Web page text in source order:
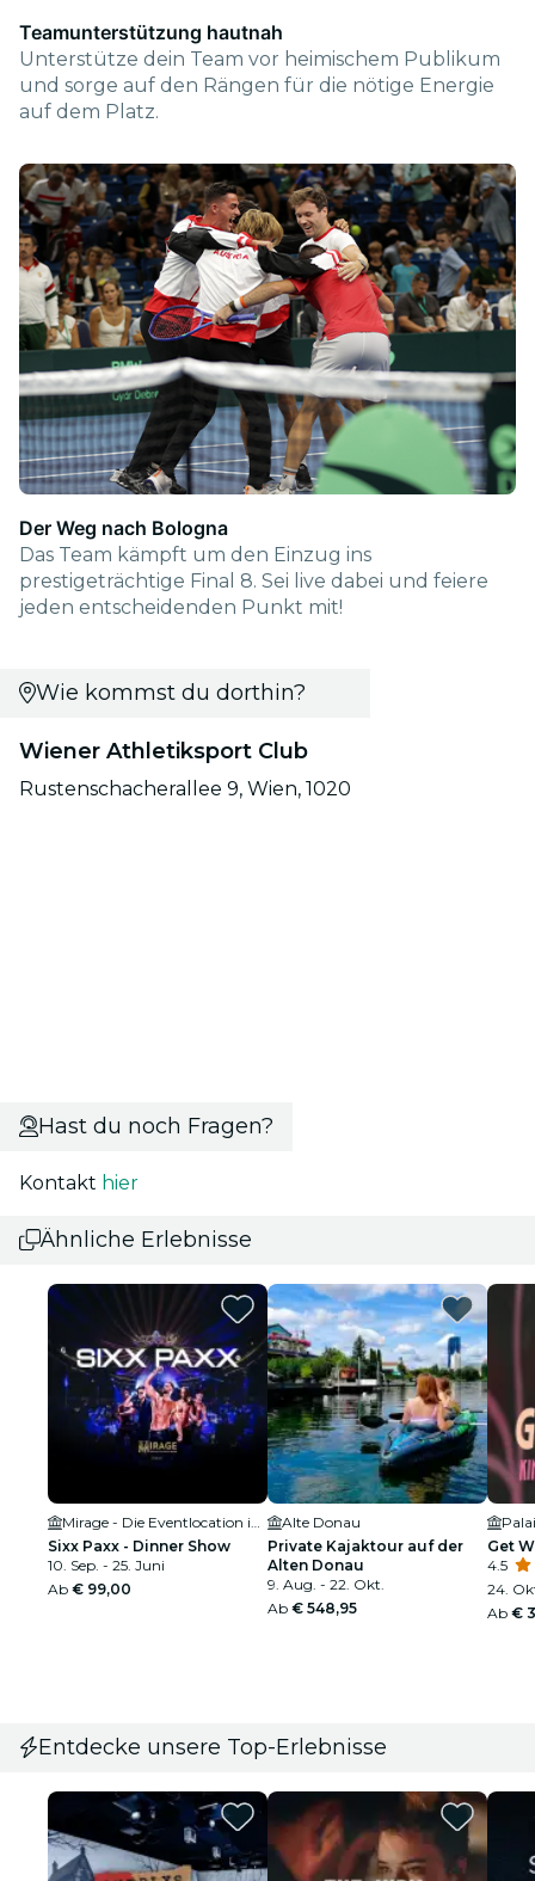
Teamunterstützung hautnah
Unterstütze dein Team vor heimischem Publikum
und sorge auf den Rängen für die nötige Energie
auf dem Platz.
Der Weg nach Bologna
Das Team kämpft um den Einzug ins
prestigeträchtige Final 8. Sei live dabei und feiere
jeden entscheidenden Punkt mit!
Wie kommst du dorthin?
Wiener Athletiksport Club
Rustenschacherallee 9, Wien, 1020
Hast du noch Fragen?
Kontakt hier
Ähnliche Erlebnisse
Sixx Paxx - Dinner Show
10. Sep. - 25. Juni
Ab € 99,00
Alte Donau
Private Kajaktour auf der
Alten Donau
9. Aug. - 22. Okt.
Ab € 548,95
Get
4.5
24.
Ab €
Entdecke unsere Top-Erlebnisse